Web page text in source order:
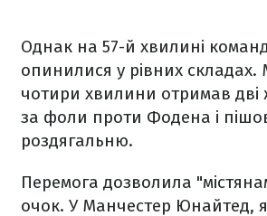
Однак на 57-й хвилині
опинилися у рівних складах.
чотири хвилини отримав дві
за фоли проти Фодена і
роздягальню.
Перемога дозволила
очок. У Манчестер Юнайтед,